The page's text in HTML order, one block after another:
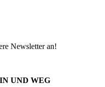
Newsletter an!
UND WEG